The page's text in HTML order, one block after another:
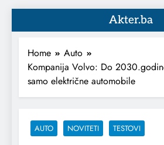
Akter.ba
Home
Auto
Kompanija Volvo: Do
samo električne automobile
AUTO NOVITETI TESTOVI